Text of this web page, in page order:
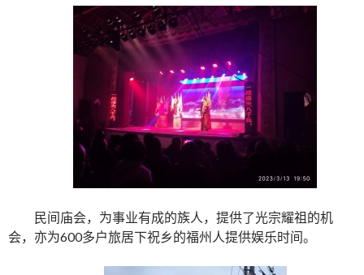
民间庙会，为事业有成的族人，提供了光宗耀祖的机
会，亦为600多户旅居下祝乡的福州人提供娱乐时间。